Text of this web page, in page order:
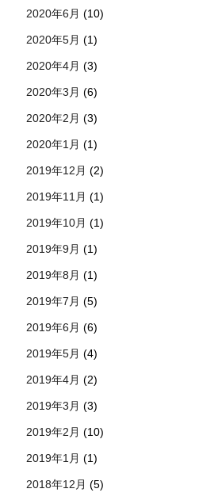
2020年6月 (10)
2020年5月 (1)
2020年4月 (3)
2020年3月 (6)
2020年2月 (3)
2020年1月 (1)
2019年12月 (2)
2019年11月 (1)
2019年10月 (1)
2019年9月 (1)
2019年8月 (1)
2019年7月 (5)
2019年6月 (6)
2019年5月 (4)
2019年4月 (2)
2019年3月 (3)
2019年2月 (10)
2019年1月 (1)
2018年12月 (5)